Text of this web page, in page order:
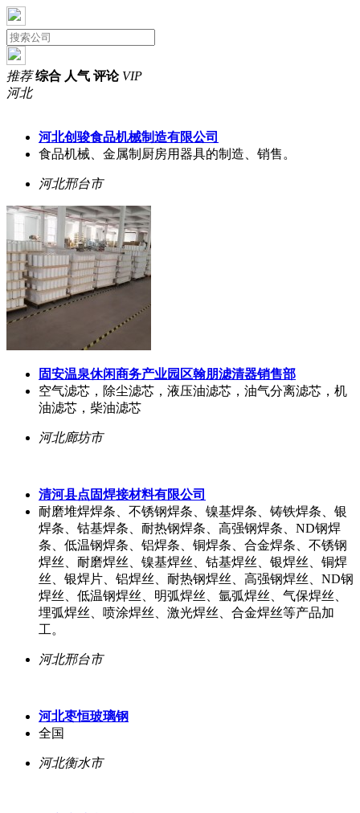
推荐 综合 人气 评论 VIP
河北
河北创骏食品机械制造有限公司
食品机械、金属制厨房用器具的制造、销售。
河北邢台市
固安温泉休闲商务产业园区翰朋滤清器销售部
空气滤芯，除尘滤芯，液压油滤芯，油气分离滤芯，机
油滤芯，柴油滤芯
河北廊坊市
清河县点固焊接材料有限公司
耐磨堆焊焊条、不锈钢焊条、镍基焊条、铸铁焊条、银
焊条、钴基焊条、耐热钢焊条、高强钢焊条、ND钢焊
条、低温钢焊条、铝焊条、铜焊条、合金焊条、不锈钢
焊丝、耐磨焊丝、镍基焊丝、钴基焊丝、银焊丝、铜焊
丝、银焊片、铝焊丝、耐热钢焊丝、高强钢焊丝、ND钢
焊丝、低温钢焊丝、明弧焊丝、氩弧焊丝、气保焊丝、
埋弧焊丝、喷涂焊丝、激光焊丝、合金焊丝等产品加
工。
河北邢台市
河北枣恒玻璃钢
全国
河北衡水市